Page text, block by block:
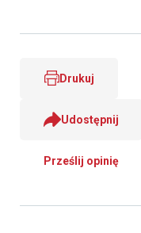
Drukuj
Udostępnij
Prześlij opinię